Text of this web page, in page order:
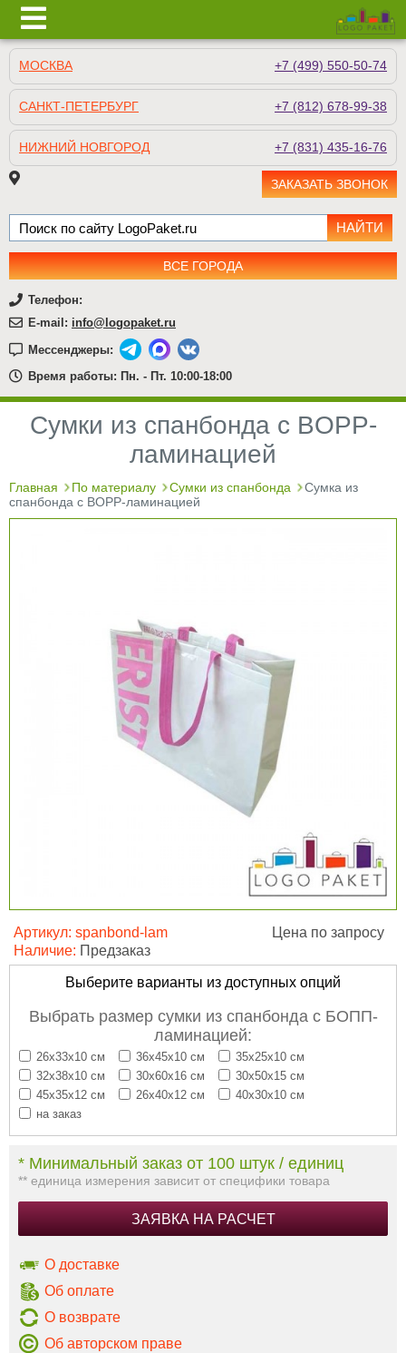
МОСКВА +7 (499) 550-50-74
САНКТ-ПЕТЕРБУРГ +7 (812) 678-99-38
НИЖНИЙ НОВГОРОД +7 (831) 435-16-76
ЗАКАЗАТЬ ЗВОНОК
ВСЕ ГОРОДА
Телефон:
E-mail: info@logopaket.ru
Мессенджеры:
Время работы: Пн. - Пт. 10:00-18:00
Сумки из спанбонда с BOPP-
ламинацией
Главная По материалу Сумки из спанбонда
Сумка из
спанбонда с BOPP-ламинацией
Артикул: spanbond-lam
Наличие: Предзаказ
Цена по запросу
Выберите варианты из доступных опций
Выбрать размер сумки из спанбонда с БОПП-
ламинацией:
26х33х10 см 36х45х10 см
35х25х10 см
32х38х10 см
30х60х16 см
30х50х15 см
45х35х12 см
26х40х12 см
40х30х10 см
на заказ
* Минимальный заказ от 100 штук / единиц
** единица измерения зависит от специфики товара
ЗАЯВКА НА РАСЧЕТ
О доставке
Об оплате
О возврате
Об авторском праве